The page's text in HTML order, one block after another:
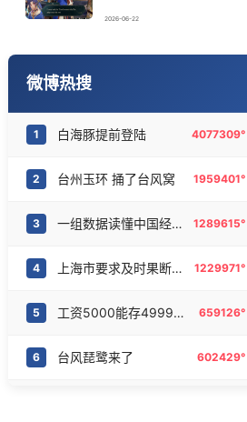
16 2026-06-22
微博热搜
1 白海豚提前登陆 4077309°
2 台州玉环 捅了台风窝 1959401°
3 一组数据读懂中国经济底气 1289615°
4 上海市要求及时果断停课停工 1229971°
5 工资5000能存4999的吃法 659126°
6 台风琵鹭来了 602429°